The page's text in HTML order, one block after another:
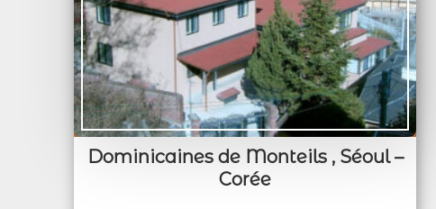
Dominicaines de Monteils , Séoul –
Corée